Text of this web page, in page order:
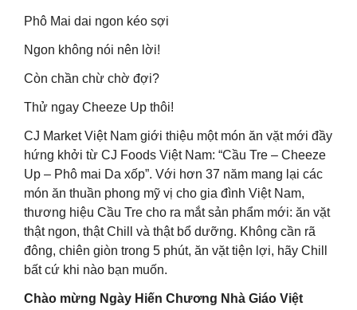
Phô Mai dai ngon kéo sợi
Ngon không nói nên lời!
Còn chần chừ chờ đợi?
Thử ngay Cheeze Up thôi!
CJ Market Việt Nam giới thiệu một món ăn vặt mới đầy
hứng khởi từ CJ Foods Việt Nam: “Cầu Tre – Cheeze
Up – Phô mai Da xốp”. Với hơn 37 năm mang lại các
món ăn thuần phong mỹ vị cho gia đình Việt Nam,
thương hiệu Cầu Tre cho ra mắt sản phẩm mới: ăn vặt
thật ngon, thật Chill và thật bổ dưỡng. Không cần rã
đông, chiên giòn trong 5 phút, ăn vặt tiện lợi, hãy Chill
bất cứ khi nào bạn muốn.
Chào mừng Ngày Hiến Chương Nhà Giáo Việt